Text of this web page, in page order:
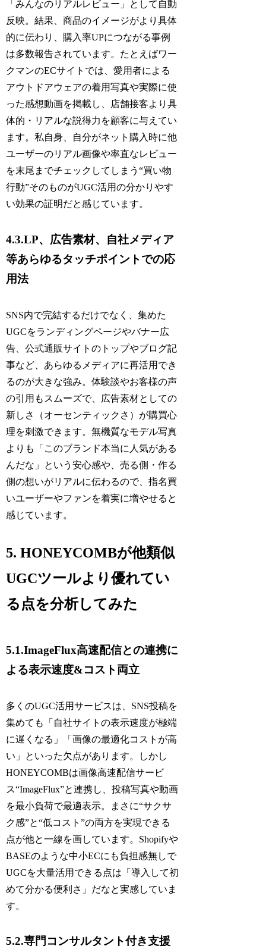
「みんなのリアルレビュー」として自動
反映。結果、商品のイメージがより具体
的に伝わり、購入率UPにつながる事例
は多数報告されています。たとえばワー
クマンのECサイトでは、愛用者による
アウトドアウェアの着用写真や実際に使
った感想動画を掲載し、店舗接客より具
体的・リアルな説得力を顧客に与えてい
ます。私自身、自分がネット購入時に他
ユーザーのリアル画像や率直なレビュー
を末尾までチェックしてしまう“買い物
行動”そのものがUGC活用の分かりやす
い効果の証明だと感じています。
4.3.LP、広告素材、自社メディア
等あらゆるタッチポイントでの応
用法
SNS内で完結するだけでなく、集めた
UGCをランディングページやバナー広
告、公式通販サイトのトップやブログ記
事など、あらゆるメディアに再活用でき
るのが大きな強み。体験談やお客様の声
の引用もスムーズで、広告素材としての
新しさ（オーセンティックさ）が購買心
理を刺激できます。無機質なモデル写真
よりも「このブランド本当に人気がある
んだな」という安心感や、売る側・作る
側の想いがリアルに伝わるので、指名買
いユーザーやファンを着実に増やせると
感じています。
5. HONEYCOMBが他類似
UGCツールより優れてい
る点を分析してみた
5.1.ImageFlux高速配信との連携に
よる表示速度&コスト両立
多くのUGC活用サービスは、SNS投稿を
集めても「自社サイトの表示速度が極端
に遅くなる」「画像の最適化コストが高
い」といった欠点があります。しかし
HONEYCOMBは画像高速配信サービ
ス“ImageFlux”と連携し、投稿写真や動画
を最小負荷で最適表示。まさに“サクサ
ク感”と“低コスト”の両方を実現できる
点が他と一線を画しています。Shopifyや
BASEのような中小ECにも負担感無しで
UGCを大量活用できる点は「導入して初
めて分かる便利さ」だなと実感していま
す。
5.2.専門コンサルタント付き支援